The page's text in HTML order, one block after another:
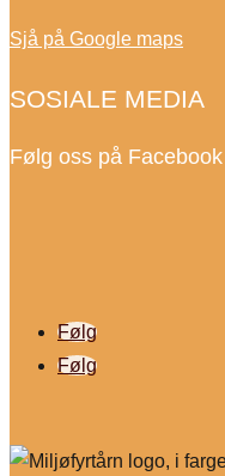
Sjå på Google maps
SOSIALE MEDIA
Følg oss på
Følg
Følg